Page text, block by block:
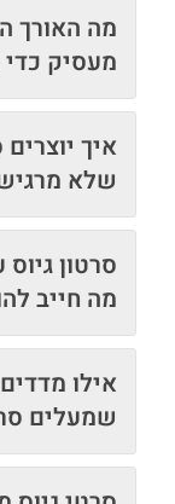
מה האורך
מעסיק
איך
שלא
סרטון
מה חייב
אילו
שמעלים